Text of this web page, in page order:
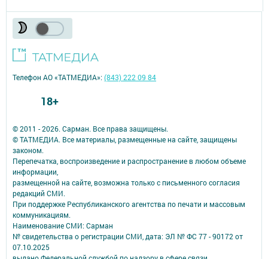
© 2011 - 2026. Сарман. Все права защищены.
© ТАТМЕДИА. Все материалы, размещенные на сайте, защищены
законом.
Перепечатка, воспроизведение и распространение в любом объеме
информации,
размещенной на сайте, возможна только с письменного согласия
редакций СМИ.
При поддержке Республиканского агентства по печати и массовым
коммуникациям.
Наименование СМИ: Сарман
№ свидетельства о регистрации СМИ, дата: ЭЛ № ФС 77 - 90172 от
07.10.2025
Телефон АО «ТАТМЕДИА»:(843) 222 09 84
18+